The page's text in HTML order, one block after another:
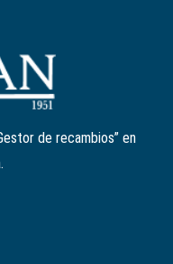
El
actual
de recambios” en